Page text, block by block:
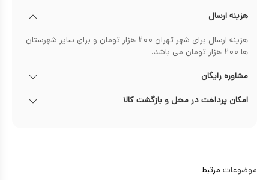
هزینه ارسال
هزینه ارسال برای شهر تهران ۲۰۰ هزار تومان و برای سایر شهرستان
ها ۲۰۰ هزار تومان می باشد.
مشاوره رایگان
امکان پرداخت در محل و بازگشت کالا
موضوعات مرتبط